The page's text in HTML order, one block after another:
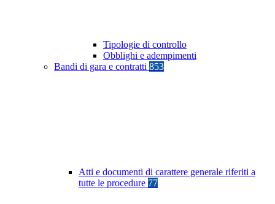
Tipologie di controllo
Obblighi e adempimenti
Bandi di gara e contratti 853
Atti e documenti di carattere generale riferiti a
tutte le procedure 77